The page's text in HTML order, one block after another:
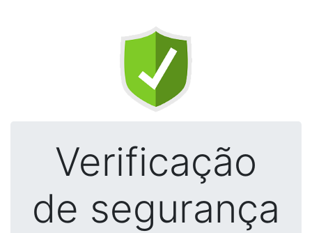
Verificação
de segurança